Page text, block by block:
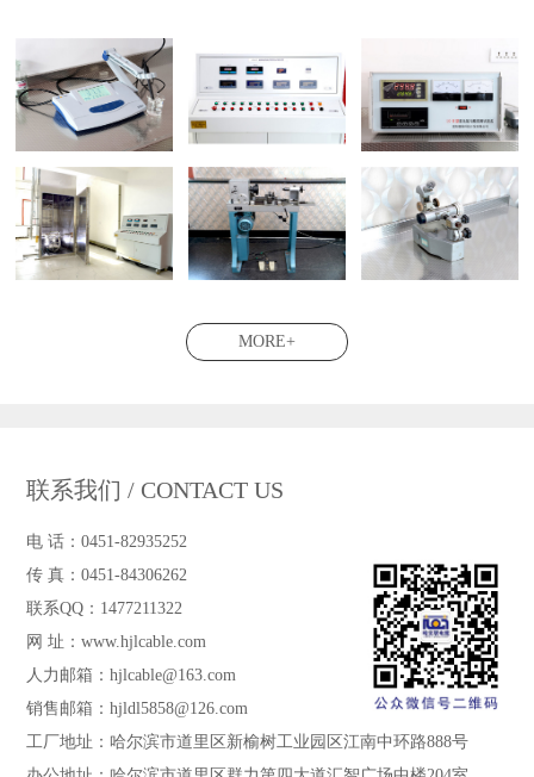
MORE+
联系我们 / CONTACT US
电 话：0451-82935252
传 真：0451-84306262
联系QQ：1477211322
网 址：www.hjlcable.com
人力邮箱：hjlcable@163.com
销售邮箱：hjldl5858@126.com
工厂地址：哈尔滨市道里区新榆树工业园区江南中环路888号